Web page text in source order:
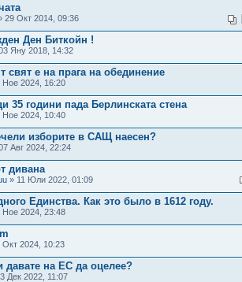
29 Окт 2014, 09:36
Ден Биткойн !
Яну 2018, 14:32
свят е на прага на обединение
Ное 2024, 16:20
35 години пада Берлинската стена
Ное 2024, 10:40
изборите в САЩ наесен?
Авг 2024, 22:24
дивана
» 11 Юли 2022, 01:09
Единства. Как это было в 1612 году.
Ное 2024, 23:48
Окт 2024, 10:23
давате на ЕС да оцелее?
Дек 2022, 11:07